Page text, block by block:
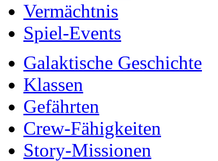
Vermächtnis
Spiel-Events
Galaktische Geschichte
Klassen
Gefährten
Crew-Fähigkeiten
Story-Missionen